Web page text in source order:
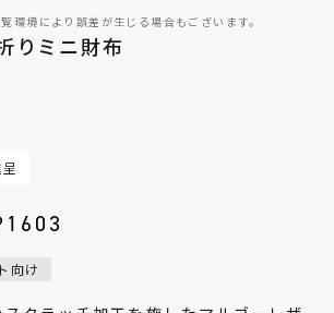
環境により誤差が生じる場合もございます。
りミニ財布
向け